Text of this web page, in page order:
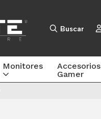
Buscar
Monitores
Accesorios
Gamer